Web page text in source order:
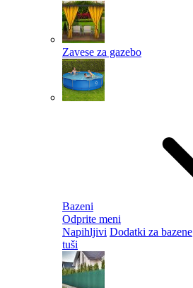
Zavese za gazebo
Bazeni
Odprite meni
Napihljivi Dodatki za bazene
tuši